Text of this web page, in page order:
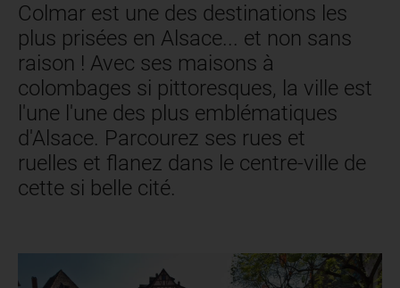
Colmar est une des destinations les
plus prisées en Alsace... et non sans
raison ! Avec ses maisons à
colombages si pittoresques, la ville est
l'une l'une des plus emblématiques
d'Alsace. Parcourez ses rues et
ruelles et flanez dans le centre-ville de
cette si belle cité.